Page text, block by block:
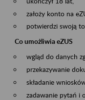
założy konto na
potwierdzi swoją
Co umożliwia eZUS
wgląd do danych
przekazywanie
składanie
zadawanie pytań i